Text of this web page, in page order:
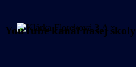
YouTube kanál našej školy